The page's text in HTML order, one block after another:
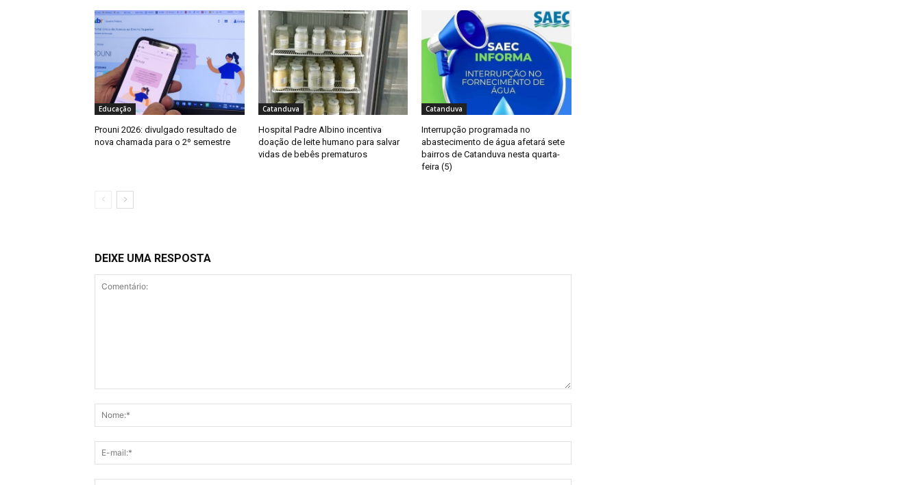
Educação
Prouni 2026: divulgado resultado de
nova chamada para o 2º semestre
Catanduva
Hospital Padre Albino incentiva
doação de leite humano para salvar
vidas de bebês prematuros
Catanduva
Interrupção programada no
abastecimento de água afetará sete
bairros de Catanduva nesta quarta-
feira (5)
DEIXE UMA RESPOSTA
mail:*